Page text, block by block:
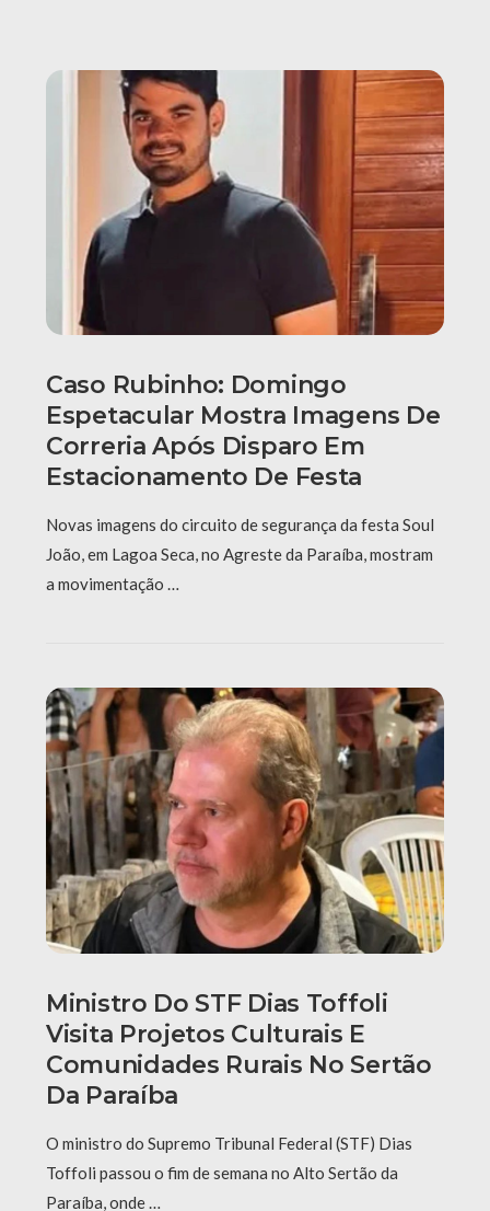
Caso Rubinho: Domingo
Espetacular Mostra Imagens De
Correria Após Disparo Em
Estacionamento De Festa
Novas imagens do circuito de segurança da festa Soul
João, em Lagoa Seca, no Agreste da Paraíba, mostram
a movimentação …
Ministro Do STF Dias Toffoli
Visita Projetos Culturais E
Comunidades Rurais No Sertão
Da Paraíba
O ministro do Supremo Tribunal Federal (STF) Dias
Toffoli passou o fim de semana no Alto Sertão da
Paraíba, onde …